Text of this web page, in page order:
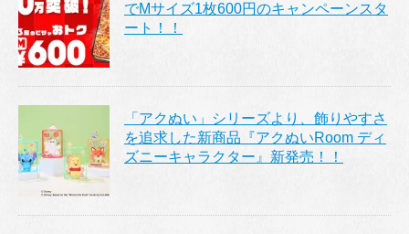
でMサイズ1枚600円のキャンペーンスタ
ート！！
「アクぬい」シリーズより、飾りやすさ
を追求した新商品『アクぬいRoom ディ
ズニーキャラクター』新発売！！